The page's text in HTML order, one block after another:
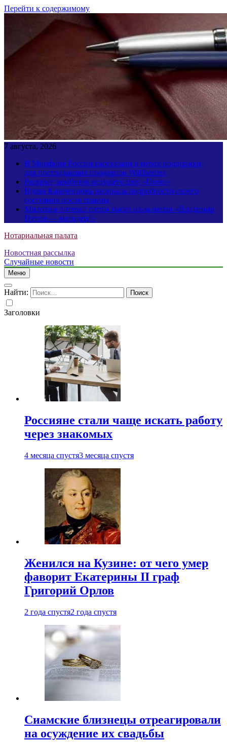
Перейти к содержимому
7 августа, 2026
В Минфине России рассказали о мерах поддержки
для пострадавших продавцов Wildberries
Раскрыт заработок ведущего шоу «Голос»
Вдова Караченцова раскрыла подробности своего
состояния после травмы
Милохин потерял сотни тысяч из-за песни «Владимир
Путин — молодец!»
Нотариальная палата
Новостная рассылка
Случайные новости
Меню
Найти:
Заголовки
Россияне стали чаще искать работу
через знакомых
4 месяца спустя3 месяца спустя
Женился на Кузине: от чего умер
фаворит Екатерины II граф
Григорий Орлов
2 года спустя2 года спустя
Cиамские близнецы отреагировали
на осуждение их свадьбы